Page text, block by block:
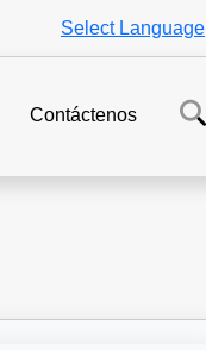
Select Language
Contáctenos